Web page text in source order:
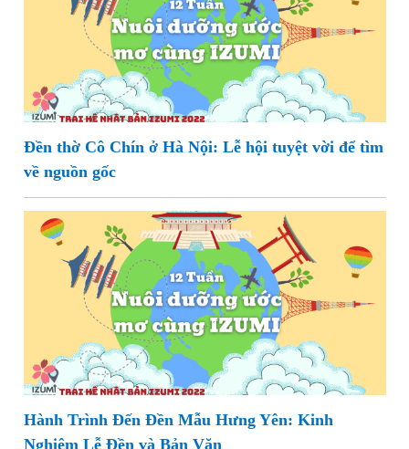
Đền thờ Cô Chín ở Hà Nội: Lễ hội tuyệt vời để tìm
về nguồn gốc
Hành Trình Đến Đền Mẫu Hưng Yên: Kinh
Nghiệm Lễ Đền và Bản Văn